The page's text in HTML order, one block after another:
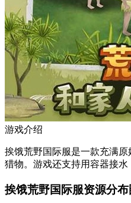
游戏介绍
挨饿荒野国际服是一款充满
猎物。游戏还支持用容器接
挨饿荒野国际服资源分布